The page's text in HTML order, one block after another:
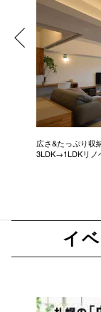
広さ&たっぷり収
3LDK→1LDKリノ
イ